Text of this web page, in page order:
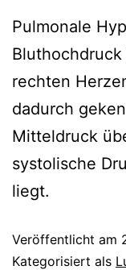
Pulmonale
rechten
dadurch
Mitteldruck
systolische
liegt.
Veröffentlicht am
Kategorisiert als